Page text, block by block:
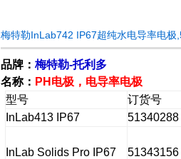
梅特勒InLab742 IP67超纯水电导率电极
品牌： 梅特勒-托利多
名称： PH电极，电导率电极
型号
订货号
InLab413 IP67
51340288
InLab Solids Pro IP67 51343156